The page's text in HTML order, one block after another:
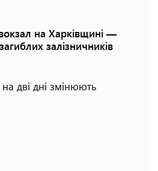
на Харківщині —
залізничників
дві дні змінюють